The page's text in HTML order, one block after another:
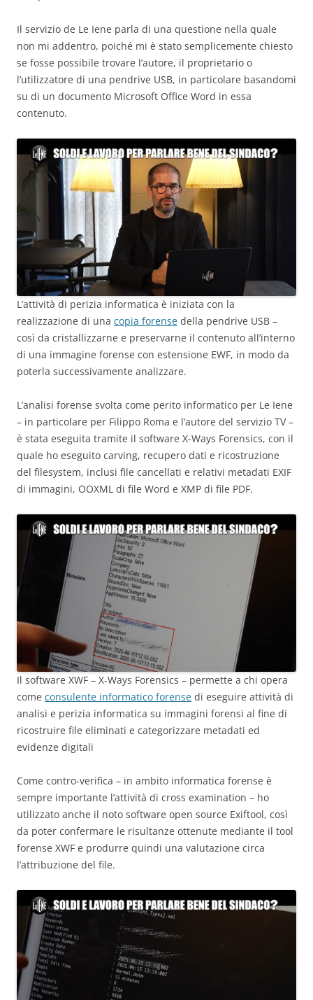
Il servizio de Le Iene parla di una questione nella quale
non mi addentro, poiché mi è stato semplicemente chiesto
se fosse possibile trovare l’autore, il proprietario o
l’utilizzatore di una pendrive USB, in particolare basandomi
su di un documento Microsoft Office Word in essa
contenuto.
L’attività di perizia informatica è iniziata con la
realizzazione di una copia forense della pendrive USB –
così da cristallizzarne e preservarne il contenuto all’interno
di una immagine forense con estensione EWF, in modo da
poterla successivamente analizzare.
L’analisi forense svolta come perito informatico per Le Iene
– in particolare per Filippo Roma e l’autore del servizio TV –
è stata eseguita tramite il software X-Ways Forensics, con il
quale ho eseguito carving, recupero dati e ricostruzione
del filesystem, inclusi file cancellati e relativi metadati EXIF
di immagini, OOXML di file Word e XMP di file PDF.
Il software XWF – X-Ways Forensics – permette a chi opera
come consulente informatico forense di eseguire attività di
analisi e perizia informatica su immagini forensi al fine di
ricostruire file eliminati e categorizzare metadati ed
evidenze digitali
Come contro-verifica – in ambito informatica forense è
sempre importante l’attività di cross examination – ho
utilizzato anche il noto software open source Exiftool, così
da poter confermare le risultanze ottenute mediante il tool
forense XWF e produrre quindi una valutazione circa
l’attribuzione del file.